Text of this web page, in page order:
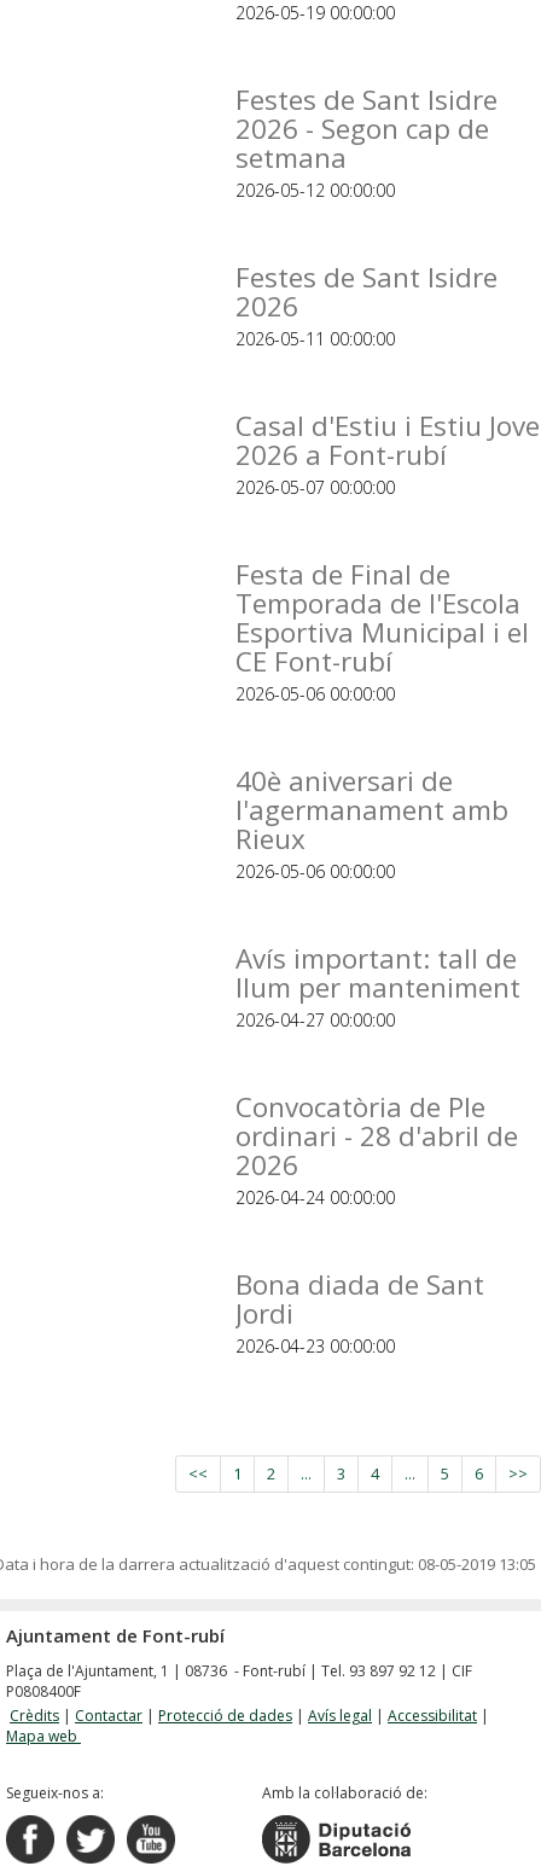
2026-05-19 00:00:00
Festes de Sant Isidre
2026 - Segon cap de
setmana
2026-05-12 00:00:00
Festes de Sant Isidre
2026
2026-05-11 00:00:00
Casal d'Estiu i Estiu Jove
2026 a Font-rubí
2026-05-07 00:00:00
Festa de Final de
Temporada de l'Escola
Esportiva Municipal i el
CE Font-rubí
2026-05-06 00:00:00
40è aniversari de
l'agermanament amb
Rieux
2026-05-06 00:00:00
Avís important: tall de
llum per manteniment
2026-04-27 00:00:00
Convocatòria de Ple
ordinari - 28 d'abril de
2026
2026-04-24 00:00:00
Bona diada de Sant
Jordi
2026-04-23 00:00:00
<< 1 2 ... 3 4 ... 5 6 >>
i hora de la darrera actualització d'aquest contingut: 08-05-2019 13:05
Ajuntament de Font-rubí
Plaça de l'Ajuntament, 1 | 08736 - Font-rubí | Tel. 93 897 92 12 | CIF
P0808400F
Crèdits | Contactar | Protecció de dades | Avís legal | Accessibilitat |
Mapa web
Segueix-nos a: Amb la col·laboració de: